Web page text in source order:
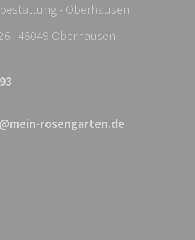
- Oberhausen
· 46049 Oberhausen
rosengarten.de